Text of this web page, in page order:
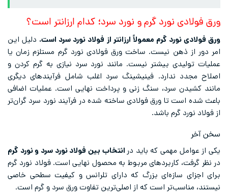
ورق فولادی نورد گرم و نورد سرد؛ کدام ارزانتر است؟
ورق فولادی نورد گرم معمولاً ارزانتر از فولاد نورد سرد است. دلیل این
امر دور از ذهن نیست. ساخت ورق فولادی نورد گرم مستلزم زمان یا
عملیات تولیدی بیشتر نیست. مانند نورد سرد نیازی به گرم کردن و
اصلاح مجدد ندارد. فینیشینگ سرد اغلب شامل فرآیندهای دیگری
مانند کشیدن سرد، سنگ زنی و پرداخت نهایی است. عملیات اضافی
باعث شده است تا ورق فولادی ساخته شده در فرآیند نورد سرد گران‌تر
از فولاد نورد گرم باشد.
سخن آخر
یکی از عوامل مهمی که باید درانتخاب بین فولاد نورد سرد و نورد گرم
در نظر گرفت، کاربردهای مربوط به محصول نهایی است. فولاد نورد گرم
برای اجزای سازه‌ای بزرگ که دارای تلرانس و کیفیت سطحی خاصی
نیستند، مناسب‌تر است که از اصلی‌ترین تفاوت ورق سرد و گرم است.